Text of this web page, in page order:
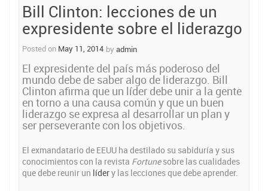
PRESENTE
ADMINISTRAR
SU
EMPRESA”
Bill Clinton: lecciones de un
expresidente sobre el liderazgo
Posted on May 11, 2014 by admin
El expresidente del país más poderoso del
mundo debe de saber algo de liderazgo. Bill
Clinton afirma que un líder debe unir a la gente
en torno a una causa común y que un buen
liderazgo se expresa al desarrollar un plan y
ser perseverante con los objetivos.
El exmandatario de EEUU ha destilado su sabiduría y sus
conocimientos con la revista Fortunesobre las cualidades
que debe reunir un lídery las lecciones que debe aprender.